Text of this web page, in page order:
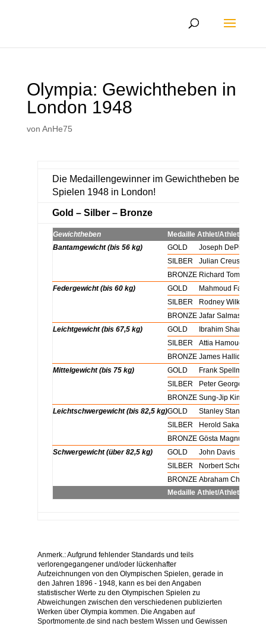
Olympia: Gewichtheben in
London 1948
von AnHe75
Die Medaillengewinner im Gewichtheben bei den
Spielen 1948 in London!
Gold – Silber – Bronze
Gewichtheben Medaille Athlet/Athletin
Bantamgewicht (bis 56 kg)
GOLD
Joseph DePietro
SILBER
Julian Creus
BRONZERichard Tom
Federgewicht (bis 60 kg)
GOLD
Mahmoud Fayad
SILBER
Rodney Wilkes
BRONZEJafar Salmasi
Leichtgewicht (bis 67,5 kg)
GOLD
Ibrahim Shams
SILBER
Attia Hamouda
BRONZEJames Halliday
Mittelgewicht (bis 75 kg)
GOLD
Frank Spellman
SILBER
Peter George
BRONZESung-Jip Kim
Leichtschwergewicht (bis 82,5 kg)GOLD
Stanley Stanczyk
SILBER
Herold Sakata
BRONZEGösta Magnussen
Schwergewicht (über 82,5 kg)
GOLD
John Davis
SILBER
Norbert Schemansky
BRONZEAbraham Charité
Medaille Athlet/Athletin
Anmerk.: Aufgrund fehlender Standards und teils
verlorengegangener und/oder lückenhafter
Aufzeichnungen von den Olympischen Spielen, gerade in
den Jahren 1896 - 1948, kann es bei den Angaben
statistischer Werte zu den Olympischen Spielen zu
Abweichungen zwischen den verschiedenen publizierten
Werken über Olympia kommen. Die Angaben auf
Sportmomente.de sind nach bestem Wissen und Gewissen